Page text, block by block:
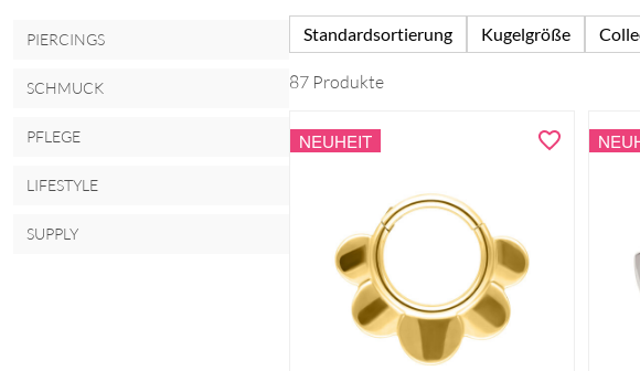
PIERCINGS
SCHMUCK
PFLEGE
LIFESTYLE
SUPPLY
Standardsortierung Kugelgröße
87 Produkte
NEUHEIT